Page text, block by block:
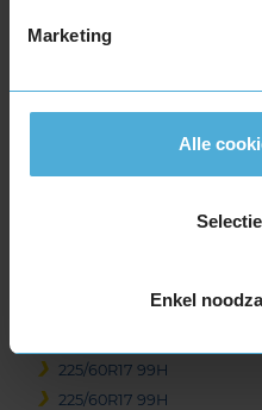
Marketing
Alle
Enkel
225/50R17 94H
225/50R17 98H
225/55R17 101V
225/55R17 97H RUNFLAT
225/60R17 99H
225/60R17 99H